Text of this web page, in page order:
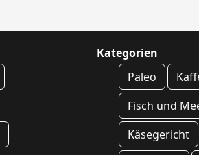
Kategorien
Paleo
Fisch und
Käsegericht